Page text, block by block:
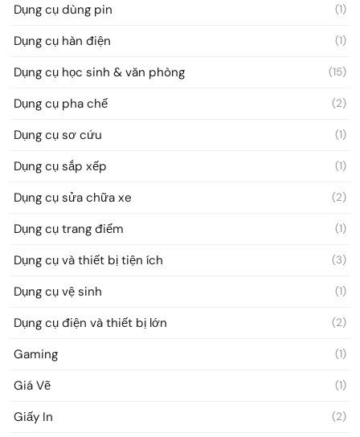
Dụng cụ dùng pin (1)
Dụng cụ hàn điện (1)
Dụng cụ học sinh & văn phòng (15)
Dụng cụ pha chế (2)
Dụng cụ sơ cứu (1)
Dụng cụ sắp xếp (1)
Dụng cụ sửa chữa xe (2)
Dụng cụ trang điểm (1)
Dụng cụ và thiết bị tiện ích (3)
Dụng cụ vệ sinh (1)
Dụng cụ điện và thiết bị lớn (2)
Gaming (1)
Giá Vẽ (1)
Giấy In (2)